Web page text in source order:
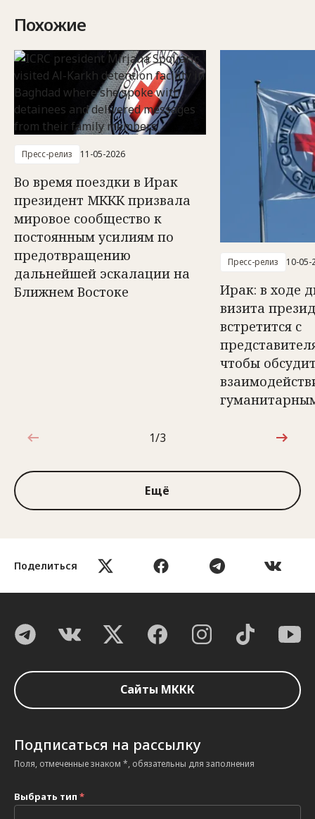
Поделиться
Похожие
Пресс-релиз 11-05-2026
Во время поездки в Ирак
президент МККК призвала
мировое сообщество к
постоянным усилиям по
предотвращению
дальнейшей эскалации на
Ближнем Востоке
Пресс-релиз 10-05-
Ирак: в ходе
визита
встретится с
чтобы
1 из 3
1/3
Ещё
Сайты МККК
Подписаться на рассылку
Поля, отмеченные знаком *, обязательны для заполнения
Выбрать тип *